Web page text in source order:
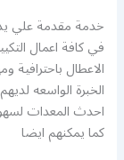
خدمة مقدمة علي
في كافة اعمال
الاعطال باحترافية
الخبرة الواسعه
احدث المعدات
كما يمكنهم ايضا